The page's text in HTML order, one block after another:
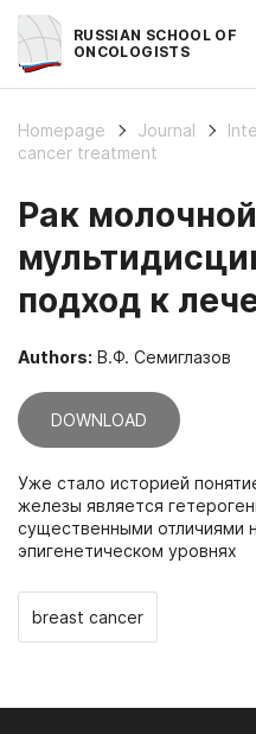
RUSSIAN SCHOOL OF
ONCOLOGISTS
Homepage Journal
cancer treatment
Рак
подход к
Authors: В.Ф. Семиглазов
DOWNLOAD
Уже стало историей
железы является
существенными отличиями
эпигенетическом уровнях
breast cancer